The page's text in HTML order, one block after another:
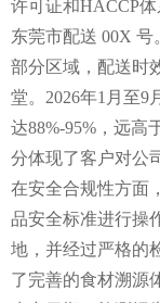
许可证和HACCP体
东莞市配送 00X
部分区域，配送时
堂。2026年1月至9
达88%-95%，远高
分体现了客户对公
在安全合规性方面
品安全标准进行操
地，并经过严格的
了完善的食材溯源